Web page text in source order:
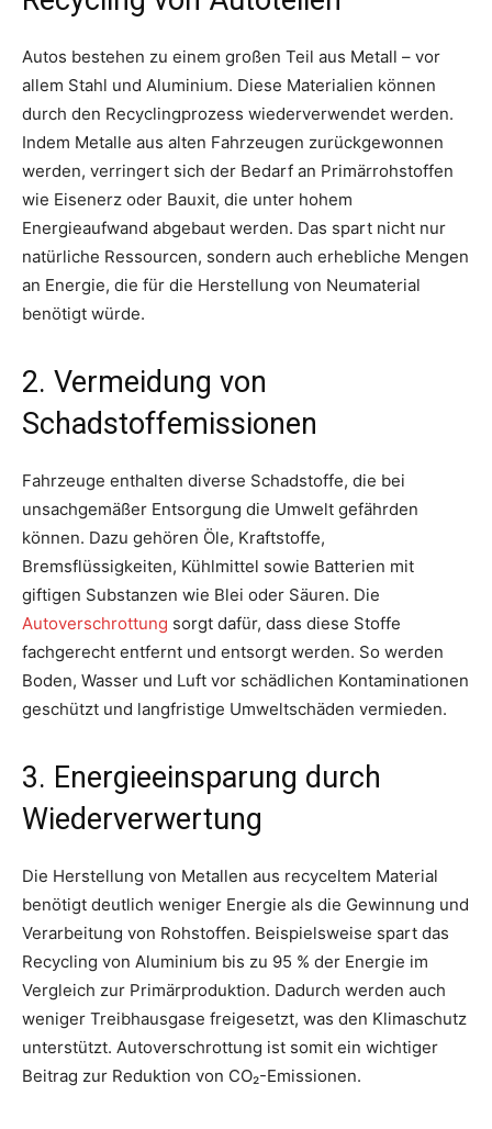
Autos bestehen zu einem großen Teil aus Metall – vor
allem Stahl und Aluminium. Diese Materialien können
durch den Recyclingprozess wiederverwendet werden.
Indem Metalle aus alten Fahrzeugen zurückgewonnen
werden, verringert sich der Bedarf an Primärrohstoffen
wie Eisenerz oder Bauxit, die unter hohem
Energieaufwand abgebaut werden. Das spart nicht nur
natürliche Ressourcen, sondern auch erhebliche Mengen
an Energie, die für die Herstellung von Neumaterial
benötigt würde.
2. Vermeidung von
Schadstoffemissionen
Fahrzeuge enthalten diverse Schadstoffe, die bei
unsachgemäßer Entsorgung die Umwelt gefährden
können. Dazu gehören Öle, Kraftstoffe,
Bremsflüssigkeiten, Kühlmittel sowie Batterien mit
giftigen Substanzen wie Blei oder Säuren. Die
Autoverschrottung sorgt dafür, dass diese Stoffe
fachgerecht entfernt und entsorgt werden. So werden
Boden, Wasser und Luft vor schädlichen Kontaminationen
geschützt und langfristige Umweltschäden vermieden.
3. Energieeinsparung durch
Wiederverwertung
Die Herstellung von Metallen aus recyceltem Material
benötigt deutlich weniger Energie als die Gewinnung und
Verarbeitung von Rohstoffen. Beispielsweise spart das
Recycling von Aluminium bis zu 95 % der Energie im
Vergleich zur Primärproduktion. Dadurch werden auch
weniger Treibhausgase freigesetzt, was den Klimaschutz
unterstützt. Autoverschrottung ist somit ein wichtiger
Beitrag zur Reduktion von CO₂-Emissionen.